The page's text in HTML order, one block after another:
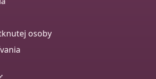
osoby